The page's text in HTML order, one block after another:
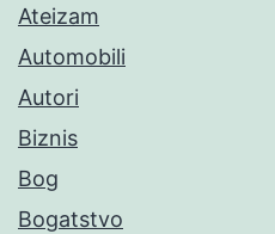
Ateizam
Automobili
Autori
Biznis
Bog
Bogatstvo